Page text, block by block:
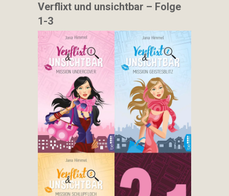
Verflixt und unsichtbar – Folge
1-3